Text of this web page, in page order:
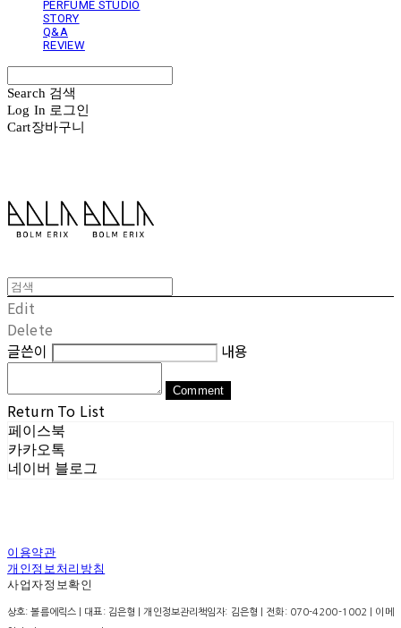
PERFUME STUDIO
STORY
Q&A
REVIEW
Search 검색
Log In 로그인
Cart장바구니
Edit
Delete
글쓴이
내용
Comment
Return To List
페이스북
카카오톡
네이버 블로그
이용약관
개인정보처리방침
사업자정보확인
상호: 볼름에릭스 | 대표: 김은형 | 개인정보관리책임자: 김은형 | 전화: 070-4200-1002 | 이메